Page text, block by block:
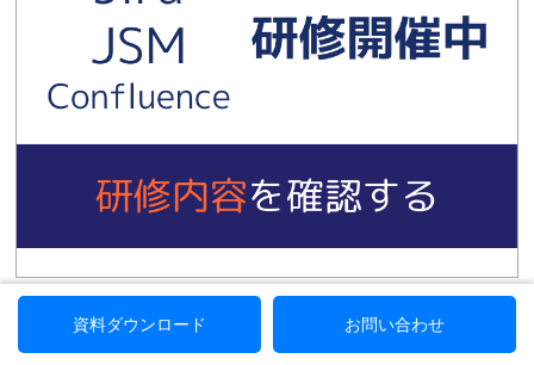
資料ダウンロード お問い合わせ